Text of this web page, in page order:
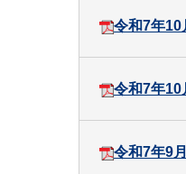
令和7年10
令和7年10
令和7年9